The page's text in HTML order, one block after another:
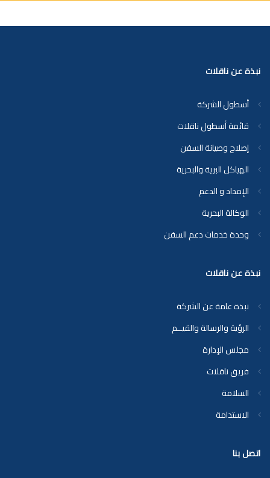
اتصل بنا
نبذة عن ناقلات
أسطول الشركة
قائمة أسطول ناقلات
إصلاح وصيانة السفن
الهياكل البرية والبحرية
الإمداد و الدعم
الوكالة البحرية
وحدة خدمات دعم السفن
نبذة عن ناقلات
نبذة عامة عن الشركة
الرؤية والرسالة والقيــم
مجلس الإدارة
فريق ناقلات
السلامة
الاستدامة